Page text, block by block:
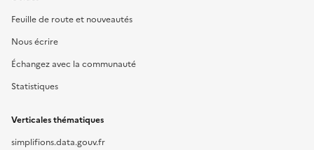
Feuille de route et nouveautés
Nous écrire
Échangez avec la communauté
Statistiques
Verticales thématiques
simplifions.data.gouv.fr